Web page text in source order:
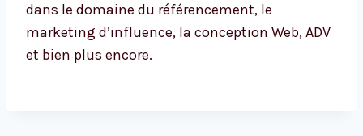
dans le domaine du référencement, le
marketing d’influence, la conception Web, ADV
et bien plus encore.